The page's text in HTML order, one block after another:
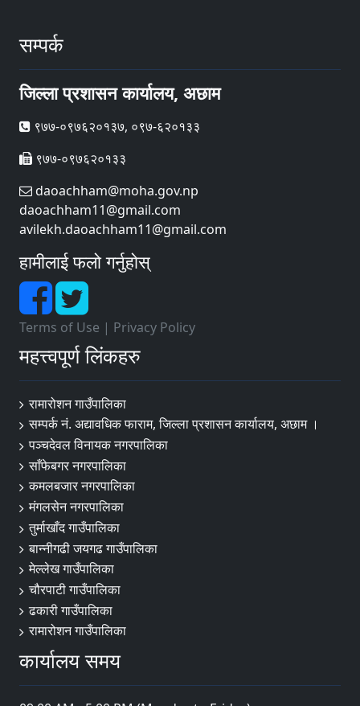
सम्पर्क
जिल्ला प्रशासन कार्यालय, अछाम
९७७-०९७६२०१३७, ०९७-६२०१३३
९७७-०९७६२०१३३
daoachham@moha.gov.np
daoachham11@gmail.com
avilekh.daoachham11@gmail.com
हामीलाई फलो गर्नुहोस्
Terms of Use | Privacy Policy
महत्त्वपूर्ण लिंकहरु
रामारोशन गाउँपालिका
सम्पर्क नं. अद्यावधिक फाराम, जिल्ला प्रशासन कार्यालय, अछाम ।
पञ्चदेवल विनायक नगरपालिका
साँफेबगर नगरपालिका
कमलबजार नगरपालिका
मंगलसेन नगरपालिका
तुर्माखाँद गाउँपालिका
बान्नीगढी जयगढ गाउँपालिका
मेल्लेख गाउँपालिका
चौरपाटी गाउँपालिका
ढकारी गाउँपालिका
रामारोशन गाउँपालिका
कार्यालय समय